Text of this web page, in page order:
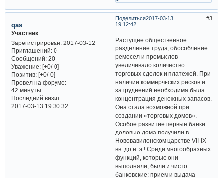
Поделиться 3
2017-03-13
19:12:42
qas
Участник
Зарегистрирован: 2017-03-12
Приглашений:0
Сообщений:20
Уважение: [+0/-0]
Позитив: [+0/-0]
Провел на форуме:
42 минуты
Последний визит:
2017-03-13 19:30:32
Растущее общественное
разделение труда, обособление
ремесел и промыслов
увеличивало количество
торговых сделок и платежей. При
наличии коммерческих рисков и
затруднений необходима была
концентрация денежных запасов.
Она стала возможной при
создании «торговых домов».
Особое развитие первые банки
деловые дома получили в
Нововавилонском царстве VII-IX
вв. до н. э.! Среди многообразных
функций, которые они
выполняли, были и чисто
банковские: прием и выдача